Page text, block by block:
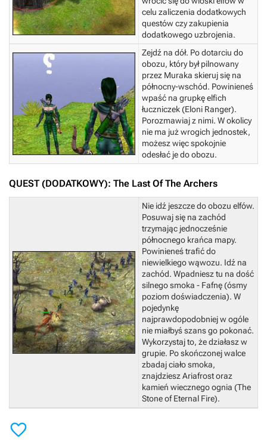
celu zaliczenia dodatkowych
questów czy zakupienia
dodatkowego uzbrojenia.
Zejdź na dół. Po dotarciu do
obozu, który był pilnowany
przez Muraka skieruj się na
północny-wschód. Powinieneś
wpaść na grupkę elfich
łuczniczek (Eloni Ranger).
Porozmawiaj z nimi. W okolicy
nie ma już wrogich jednostek,
możesz więc spokojnie
odesłać je do obozu.
QUEST (DODATKOWY): The Last Of The Archers
Nie idź jeszcze do obozu elfów.
Posuwaj się na zachód
trzymając jednocześnie
północnego krańca mapy.
Powinieneś trafić do
niewielkiego wąwozu. Idź na
zachód. Wpadniesz tu na dość
silnego smoka - Fafnę (ósmy
poziom doświadczenia). W
pojedynkę
najprawdopodobniej w ogóle
nie miałbyś szans go pokonać.
Wykorzystaj to, że działasz w
grupie. Po skończonej walce
zbadaj ciało smoka,
znajdziesz Ariafrost oraz
kamień wiecznego ognia (The
Stone of Eternal Fire).
